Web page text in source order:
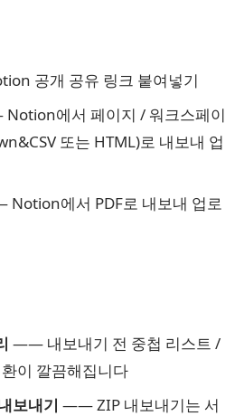
공개 공유 링크 붙여넣기
에서 페이지 / 워크스페이
또는 HTML)로 내보내 업
에서 PDF로 내보내 업로
—— 내보내기 전 중첩 리스트 /
이 깔끔해집니다
보내기 —— ZIP 내보내기는 서